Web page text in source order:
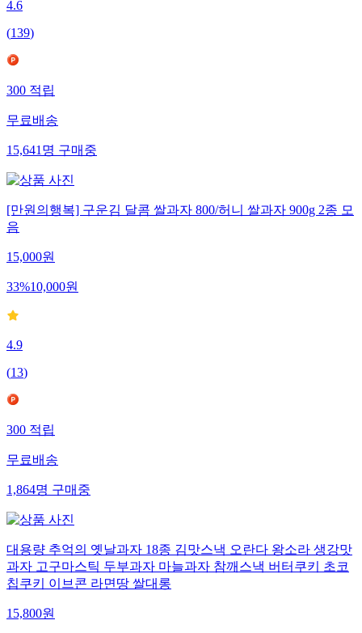
4.6
(139)
300적립
무료배송
15,641명구매중
[만원의행복] 구운김 달콤 쌀과자 800/허니 쌀과자 900g 2종 모
음
15,000원
33%10,000원
4.9
(13)
300적립
무료배송
1,864명구매중
대용량 추억의 옛날과자 18종 김맛스낵 오란다 왕소라 생강맛
과자 고구마스틱 두부과자 마늘과자 참깨스낵 버터쿠키 초코
칩쿠키 이브콘 라면땅 쌀대롱
15,800원